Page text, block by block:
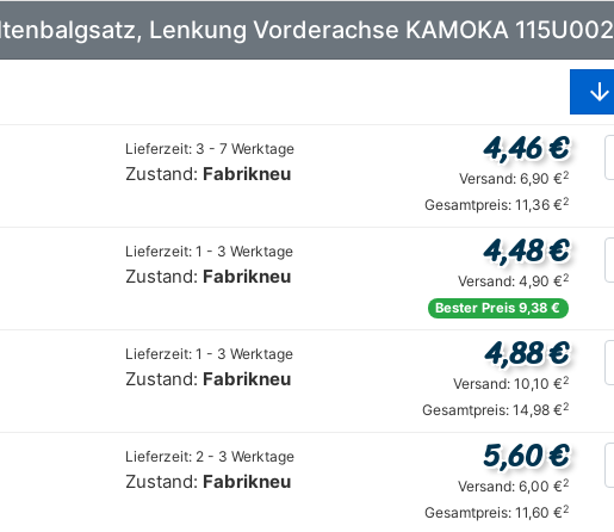
Lenkung Vorderachse KAMOKA 115U002
arrow_downward
Lieferzeit: 3 - 7 Werktage
Zustand: Fabrikneu
4,46 €
Versand: 6,90 €2
Gesamtpreis: 11,36 €2
Lieferzeit: 1 - 3 Werktage
Zustand: Fabrikneu
4,48 €
Versand: 4,90 €2
Bester Preis 9,38 €
Lieferzeit: 1 - 3 Werktage
Zustand: Fabrikneu
4,88 €
Versand: 10,10 €2
Gesamtpreis: 14,98 €2
Lieferzeit: 2 - 3 Werktage
Zustand: Fabrikneu
5,60 €
Versand: 6,00 €2
Gesamtpreis: 11,60 €2